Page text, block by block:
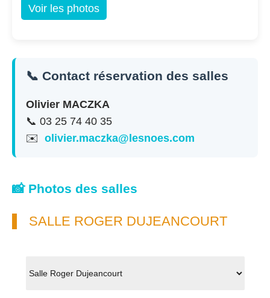
Voir les photos
📞 Contact réservation des salles
Olivier MACZKA
📞 03 25 74 40 35
✉️ olivier.maczka@lesnoes.com
📸 Photos des salles
SALLE ROGER DUJEANCOURT